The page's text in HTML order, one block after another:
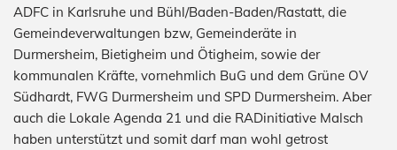
ADFC in Karlsruhe und Bühl/Baden-Baden/Rastatt, die
Gemeindeverwaltungen bzw, Gemeinderäte in
Durmersheim, Bietigheim und Ötigheim, sowie der
kommunalen Kräfte, vornehmlich BuG und dem Grüne OV
Südhardt, FWG Durmersheim und SPD Durmersheim. Aber
auch die Lokale Agenda 21 und die RADinitiative Malsch
haben unterstützt und somit darf man wohl getrost